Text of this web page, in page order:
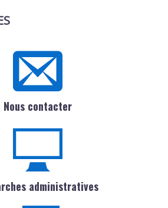
Nous contacter
administratives